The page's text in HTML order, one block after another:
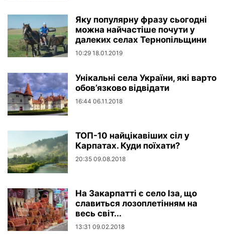
Якy популярну фpазу сьогодні
можна найчастіше почути у
далеких селах Тернопільщини
10:29 18.01.2019
Унікальні села України, які варто
обов’язково відвідати
16:44 06.11.2018
ТОП-10 найцікавіших сіл у
Карпатах. Куди поїхати?
20:35 09.08.2018
На Закарпатті є село Іза, що
славиться лозоплетінням на
весь світ...
13:31 09.02.2018